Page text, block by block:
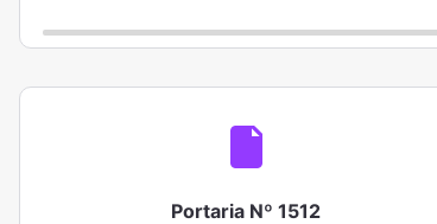
Portaria Nº 1512